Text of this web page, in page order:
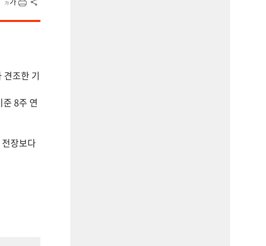
견조한 기
8주 연
장보다